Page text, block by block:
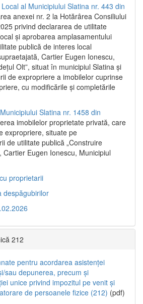
al Municipiului Slatina nr. 443 din
anexei nr. 2 la Hotărârea Consiliului
privind declararea de utilitate
şi aprobarea amplasamentului
publică de interes local
Cartier Eugen Ionescu,
Olt”, situat în municipiul Slatina şi
de expropriere a imobilelor cuprinse
cu modificările şi completările
Slatina nr. 1458 din
imobilelor proprietate privată, care
expropriere, situate pe
de utilitate publică „Construire
Eugen Ionescu, Municipiul
proprietarii
despăgubirilor
212
pentru acordarea asistenței
sau depunerea, precum și
unice privind impozitul pe venit și
de persoanele fizice (212) (pdf)